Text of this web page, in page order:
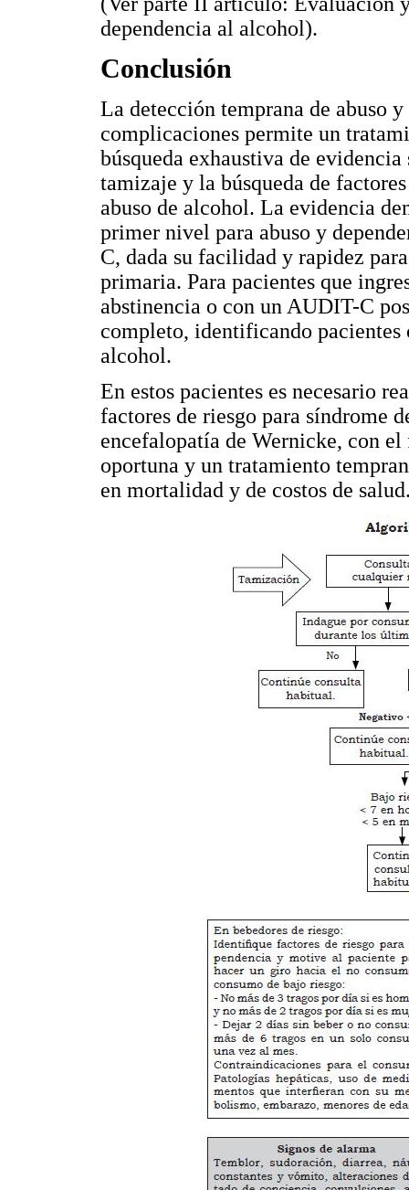
dependencia al alcohol).
Conclusión
La detección temprana de abuso
complicaciones permite un
búsqueda exhaustiva de
tamizaje y la búsqueda de
abuso de alcohol. La evidencia
primer nivel para abuso y
C, dada su facilidad y rapidez
primaria. Para pacientes que
abstinencia o con un AUDIT-C
completo, identificando pacientes
alcohol.
En estos pacientes es necesario
factores de riesgo para síndrome
encefalopatía de Wernicke, con
oportuna y un tratamiento
en mortalidad y de costos de